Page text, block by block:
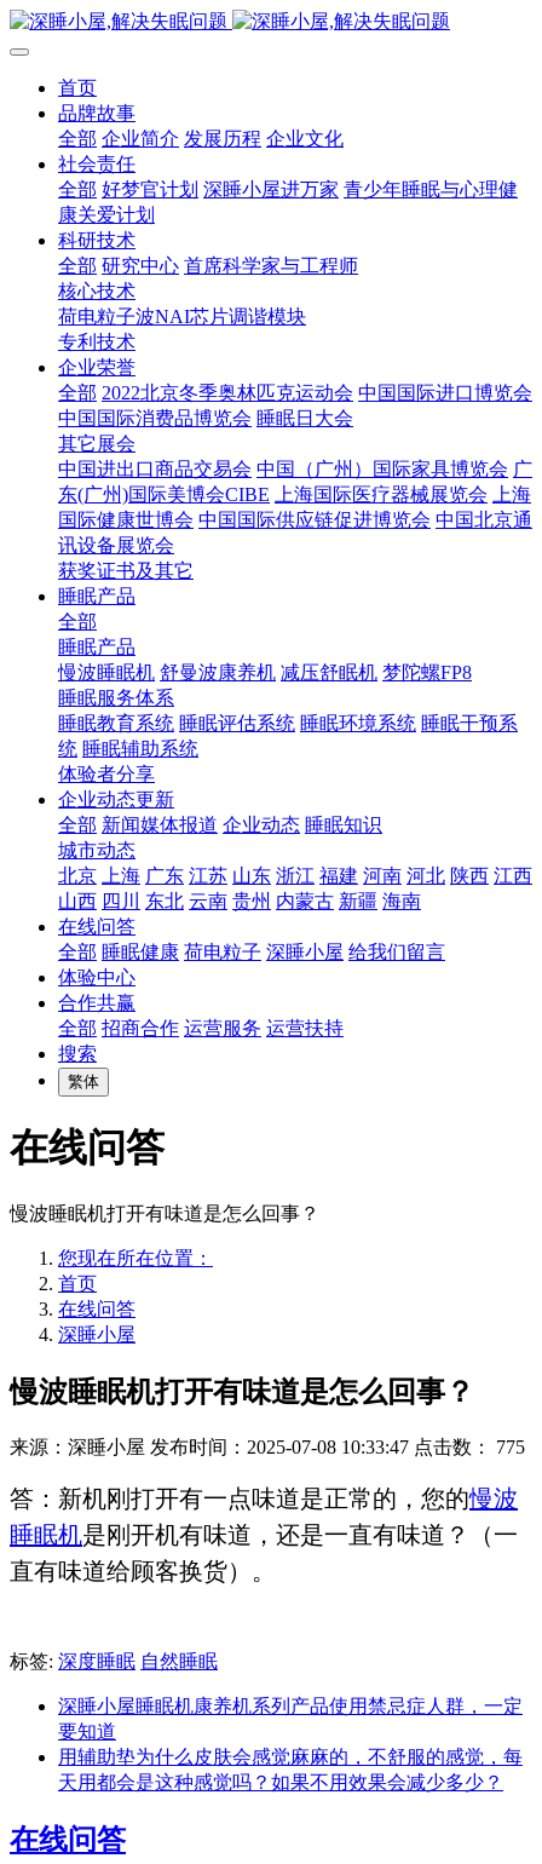
首页
品牌故事
全部 企业简介 发展历程 企业文化
社会责任
全部 好梦官计划 深睡小屋进万家 青少年睡眠与心理健
康关爱计划
科研技术
全部 研究中心 首席科学家与工程师
核心技术
荷电粒子波NAI芯片调谐模块
专利技术
企业荣誉
全部 2022北京冬季奥林匹克运动会 中国国际进口博览会
中国国际消费品博览会 睡眠日大会
其它展会
中国进出口商品交易会 中国（广州）国际家具博览会 广
东(广州)国际美博会CIBE
上海国际医疗器械展览会
上海
国际健康世博会 中国国际供应链促进博览会 中国北京通
讯设备展览会
获奖证书及其它
睡眠产品
全部
睡眠产品
慢波睡眠机 舒曼波康养机 减压舒眠机 梦陀螺FP8
睡眠服务体系
睡眠教育系统 睡眠评估系统 睡眠环境系统 睡眠干预系
统 睡眠辅助系统
体验者分享
企业动态更新
全部 新闻媒体报道 企业动态 睡眠知识
城市动态
北京
上海 广东 江苏 山东 浙江 福建 河南 河北 陕西 江西
山西 四川 东北 云南 贵州 内蒙古 新疆 海南
在线问答
全部 睡眠健康 荷电粒子 深睡小屋 给我们留言
体验中心
合作共赢
全部 招商合作 运营服务 运营扶持
搜索
繁体
在线问答
慢波睡眠机打开有味道是怎么回事？
您现在所在位置：
首页
在线问答
深睡小屋
慢波睡眠机打开有味道是怎么回事？
来源：深睡小屋 发布时间：2025-07-08 10:33:47 点击数： 775
答：新机刚打开有一点味道是正常的，您的慢波
睡眠机是刚开机有味道，还是一直有味道？（一
直有味道给顾客换货）。
标签: 深度睡眠 自然睡眠
深睡小屋睡眠机康养机系列产品使用禁忌症人群，一定
要知道
用辅助垫为什么皮肤会感觉麻麻的，不舒服的感觉，每
天用都会是这种感觉吗？如果不用效果会减少多少？
在线问答